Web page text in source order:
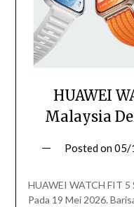
HUAWEI
Malaysia
Posted on05/
HUAWEI WATCH FIT 5
Pada 19 Mei 2026.